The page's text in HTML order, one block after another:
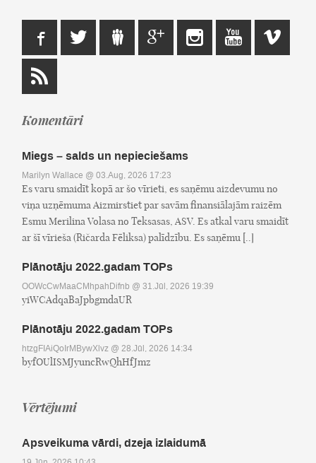
Komentāri
Miegs – salds un nepieciešams
Marilyn Wallace @ 03.Aug, 2026 17:23
Es varu smaidīt kopā ar šo vīrieti, es saņēmu aizdevumu no
viņa uzņēmuma Aizmirstiet par savām finansiālajām raizēm
Esmu Merilina Volasa no Teksasas, ASV. Es atkal varu smaidīt
ar šī vīrieša (Ričarda Fēliksa) palīdzību. Es saņēmu [..]
Plānotāju 2022.gadam TOPs
OOWcCwMaaCMhpahDifnb @ 31.Jūl, 2026 19:39
yiWCAdqaBaJpbgmdaUR
Plānotāju 2022.gadam TOPs
htzgFIAiQoIrMBywXlvz @ 28.Jūl, 2026 14:34
byfOUlISMJyuncRwQhHfJmz
Vērtējumi
Apsveikuma vārdi, dzeja izlaidumā